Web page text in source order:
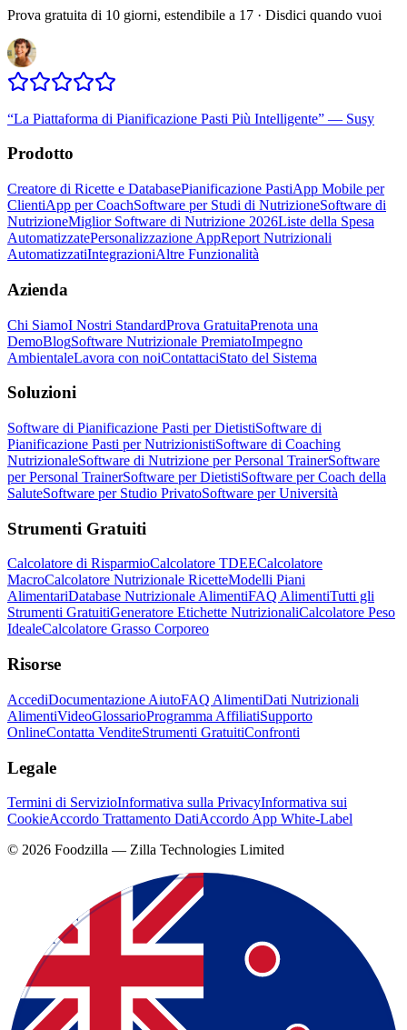
Prova gratuita di 10 giorni, estendibile a 17 · Disdici quando vuoi
“La Piattaforma di Pianificazione Pasti Più Intelligente” — Susy
Prodotto
Creatore di Ricette e DatabasePianificazione PastiApp Mobile per
ClientiApp per CoachSoftware per Studi di NutrizioneSoftware di
NutrizioneMiglior Software di Nutrizione 2026Liste della Spesa
AutomatizzatePersonalizzazione AppReport Nutrizionali
AutomatizzatiIntegrazioniAltre Funzionalità
Azienda
Chi SiamoI Nostri StandardProva GratuitaPrenota una
DemoBlogSoftware Nutrizionale PremiatoImpegno
AmbientaleLavora con noiContattaciStato del Sistema
Soluzioni
Software di Pianificazione Pasti per DietistiSoftware di
Pianificazione Pasti per NutrizionistiSoftware di Coaching
NutrizionaleSoftware di Nutrizione per Personal TrainerSoftware
per Personal TrainerSoftware per DietistiSoftware per Coach della
SaluteSoftware per Studio PrivatoSoftware per Università
Strumenti Gratuiti
Calcolatore di RisparmioCalcolatore TDEECalcolatore
MacroCalcolatore Nutrizionale RicetteModelli Piani
AlimentariDatabase Nutrizionale AlimentiFAQ AlimentiTutti gli
Strumenti GratuitiGeneratore Etichette NutrizionaliCalcolatore Peso
IdealeCalcolatore Grasso Corporeo
Risorse
AccediDocumentazione AiutoFAQ AlimentiDati Nutrizionali
AlimentiVideoGlossarioProgramma AffiliatiSupporto
OnlineContatta VenditeStrumenti GratuitiConfronti
Legale
Termini di ServizioInformativa sulla PrivacyInformativa sui
CookieAccordo Trattamento DatiAccordo App White-Label
© 2026 Foodzilla — Zilla Technologies Limited